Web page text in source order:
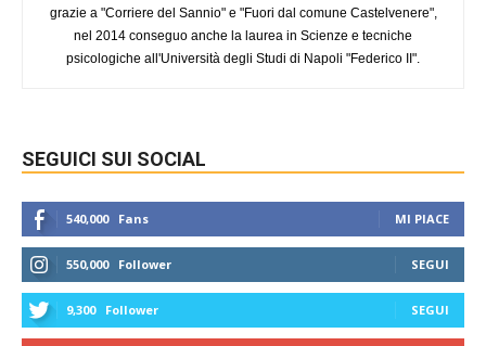
grazie a "Corriere del Sannio" e "Fuori dal comune Castelvenere",
nel 2014 conseguo anche la laurea in Scienze e tecniche
psicologiche all'Università degli Studi di Napoli "Federico II".
SEGUICI SUI SOCIAL
540,000 Fans MI PIACE
550,000 Follower SEGUI
9,300 Follower SEGUI